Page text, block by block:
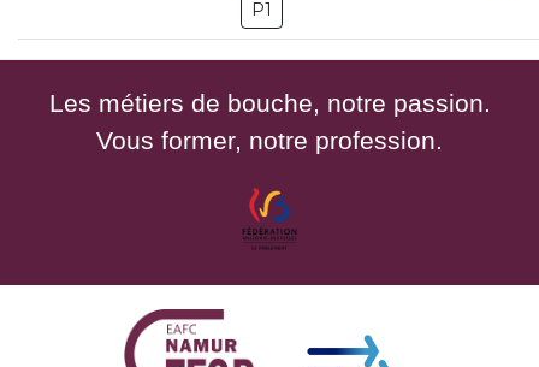
P1
Les métiers de bouche, notre passion.
Vous former, notre profession.